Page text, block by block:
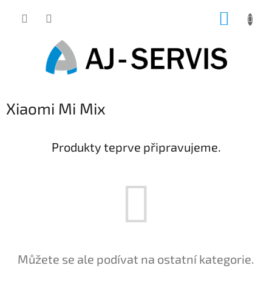
Xiaomi Mi Mix
Produkty teprve připravujeme.
Můžete se ale podívat na ostatní kategorie.